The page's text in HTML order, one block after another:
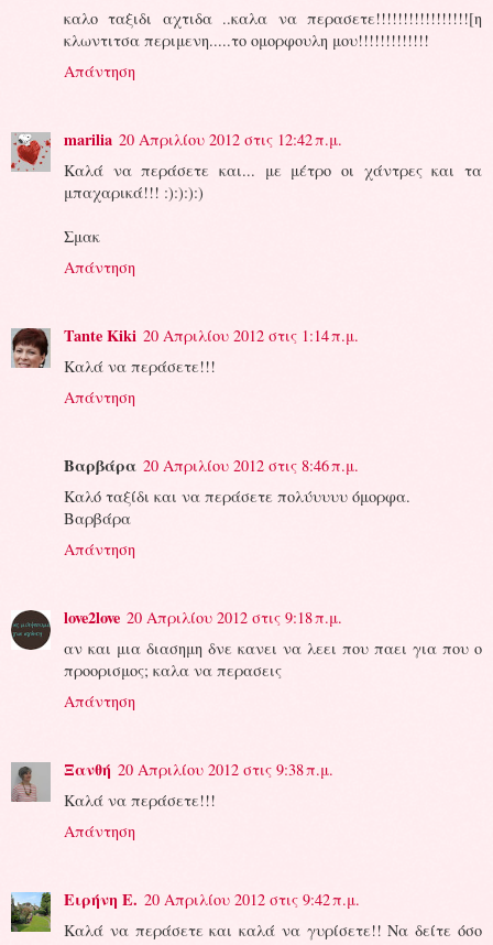
καλο ταξιδι αχτιδα ..καλα να περασετε!!!!!!!!!!!!!!!!![η
κλωντιτσα περιμενη.....το ομορφουλη μου!!!!!!!!!!!!!
Απάντηση
marilia 20 Απριλίου 2012 στις 12:42 π.μ.
Καλά να περάσετε και... με μέτρο οι χάντρες και τα
μπαχαρικά!!! :):):):)
Σμακ
Απάντηση
Tante Kiki 20 Απριλίου 2012 στις 1:14 π.μ.
Καλά να περάσετε!!!
Απάντηση
Βαρβάρα 20 Απριλίου 2012 στις 8:46 π.μ.
Καλό ταξίδι και να περάσετε πολύυυυυ όμορφα.
Βαρβάρα
Απάντηση
love2love 20 Απριλίου 2012 στις 9:18 π.μ.
αν και μια διασημη δνε κανει να λεει που παει για που ο
προορισμος; καλα να περασεις
Απάντηση
Ξανθή 20 Απριλίου 2012 στις 9:38 π.μ.
Καλά να περάσετε!!!
Απάντηση
Ειρήνη Ε. 20 Απριλίου 2012 στις 9:42 π.μ.
Καλά να περάσετε και καλά να γυρίσετε!! Να δείτε όσο